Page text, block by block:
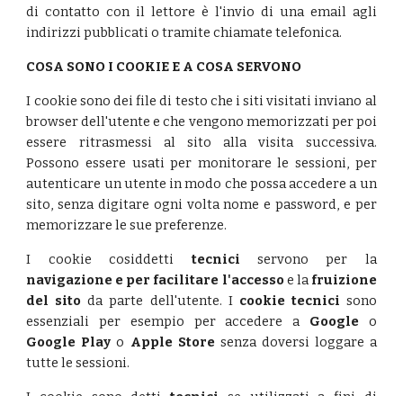
di contatto con il lettore è l'invio di una email agli
indirizzi pubblicati o tramite chiamate telefonica.
COSA SONO I COOKIE E A COSA SERVONO
I cookie sono dei file di testo che i siti visitati inviano al
browser dell'utente e che vengono memorizzati per poi
essere ritrasmessi al sito alla visita successiva.
Possono essere usati per monitorare le sessioni, per
autenticare un utente in modo che possa accedere a un
sito, senza digitare ogni volta nome e password, e per
memorizzare le sue preferenze.
I cookie cosiddetti tecnici servono per la
navigazione e per facilitare l'accesso e lafruizione
del sito da parte dell'utente. I cookie tecnici sono
essenziali per esempio per accedere aGoogle o
Google Playo Apple Store senza doversi loggare a
tutte le sessioni.